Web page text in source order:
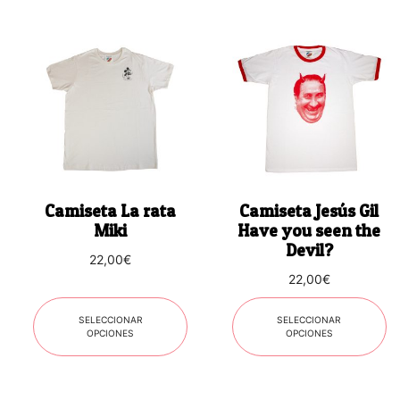
Camiseta La rata
Miki
22,00€
SELECCIONAR
OPCIONES
producto
tiene
variantes.
opciones
pueden
página
de
producto
Camiseta Jesús Gil
Have you seen the
Devil?
22,00€
SELECCIONAR
OPCIONES
producto
tiene
múltiples
opciones
pueden
elegir
página
de
producto